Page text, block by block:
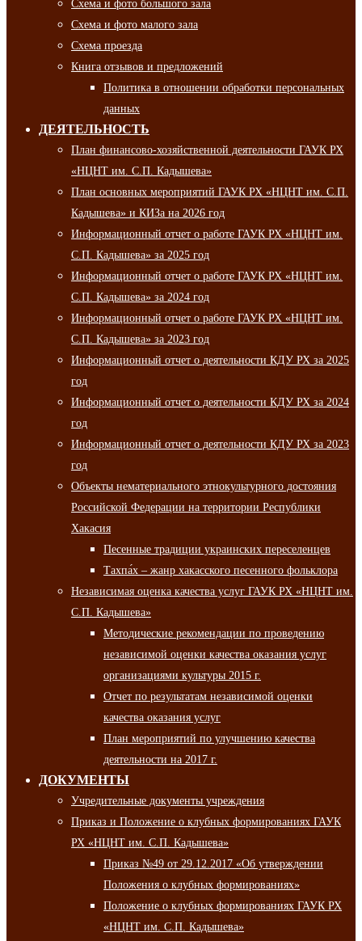
Схема и фото большого зала
Схема и фото малого зала
Схема проезда
Книга отзывов и предложений
Политика в отношении обработки персональных
данных
ДЕЯТЕЛЬНОСТЬ
План финансово-хозяйственной деятельности ГАУК РХ
«НЦНТ им. С.П. Кадышева»
План основных мероприятий ГАУК РХ «НЦНТ им. С.П.
Кадышева» и КИЗа на 2026 год
Информационный отчет о работе ГАУК РХ «НЦНТ им.
С.П. Кадышева» за 2025 год
Информационный отчет о работе ГАУК РХ «НЦНТ им.
С.П. Кадышева» за 2024 год
Информационный отчет о работе ГАУК РХ «НЦНТ им.
С.П. Кадышева» за 2023 год
Информационный отчет о деятельности КДУ РХ за 2025
год
Информационный отчет о деятельности КДУ РХ за 2024
год
Информационный отчет о деятельности КДУ РХ за 2023
год
Объекты нематериального этнокультурного достояния
Российской Федерации на территории Республики
Хакасия
Песенные традиции украинских переселенцев
Тахпа́х – жанр хакасского песенного фольклора
Независимая оценка качества услуг ГАУК РХ «НЦНТ им.
С.П. Кадышева»
Методические рекомендации по проведению
независимой оценки качества оказания услуг
организациями культуры 2015 г.
Отчет по результатам независимой оценки
качества оказания услуг
План мероприятий по улучшению качества
деятельности на 2017 г.
ДОКУМЕНТЫ
Учредительные документы учреждения
Приказ и Положение о клубных формированиях ГАУК
РХ «НЦНТ им. С.П. Кадышева»
Приказ №49 от 29.12.2017 «Об утверждении
Положения о клубных формированиях»
Положение о клубных формированиях ГАУК РХ
«НЦНТ им. С.П. Кадышева»